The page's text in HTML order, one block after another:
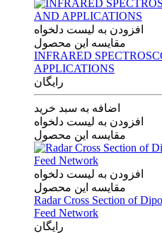
افزودن به لیست دلخواه
مقایسه این محصول
INFRARED
APPLICATIONS
رایگان
اضافه به سبد خرید
افزودن به لیست دلخواه
مقایسه این محصول
افزودن به لیست دلخواه
مقایسه این محصول
Radar Cross Section of
Feed Network
رایگان